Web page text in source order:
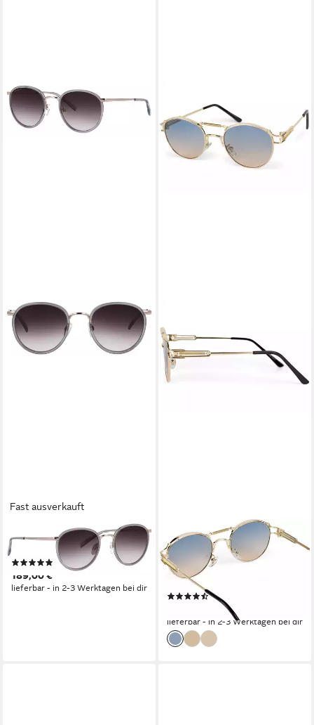
Fast ausverkauft
MARC O'POLO
Sonnenbrille Modell 505105
(1)
189,00 €
lieferbar - in 2-3 Werktagen bei dir
STYLEBREAKER
Sonnenbrille Panto
Sonnenbrille mit Federn (1-St)
Gradient
(5)
lieferbar - in 2-3 Werktagen bei dir